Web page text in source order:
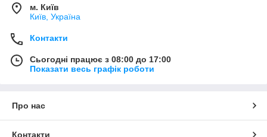
м. Київ
Київ, Україна
Контакти
Сьогодні працює з 08:00 до 17:00
Показати весь графік роботи
Про нас
Контакти